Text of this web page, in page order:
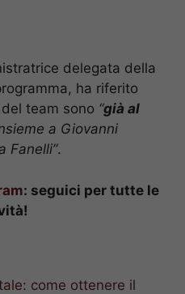
delegata della
ha riferito
team sono “già al
a Giovanni
Fanelli”.
: seguici per tutte le
come ottenere il